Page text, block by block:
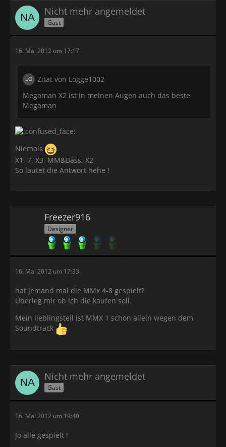
Nicht mehr angemeldet
Gast
16. Mai 2012 um 17:17
Zitat von Logge1002
Megaman X2 ist in meinen Augen auch das beste
Megaman
Niemals
X1, 7, X3, MM&Bass, X2
So lautet die Antwort hehe !
Freezer916
Designer
16. Mai 2012 um 17:33
hat jemand mal die MMx 4-8 gespielt?
Überleg mir ob ich die kaufen soll.
Mein lieblingsteil ist MMX 1 schon allein wegen dem
Soundtrack
Nicht mehr angemeldet
Gast
16. Mai 2012 um 19:40
Jo alle gespielt !